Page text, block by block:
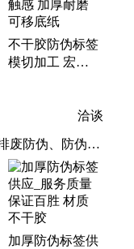
不干胶防伪标签
模切加工 宏新
洽谈
废防伪、防伪标
水材料、材料激
纸、水晶标不干
透明指甲膜材料
加厚防伪标签供